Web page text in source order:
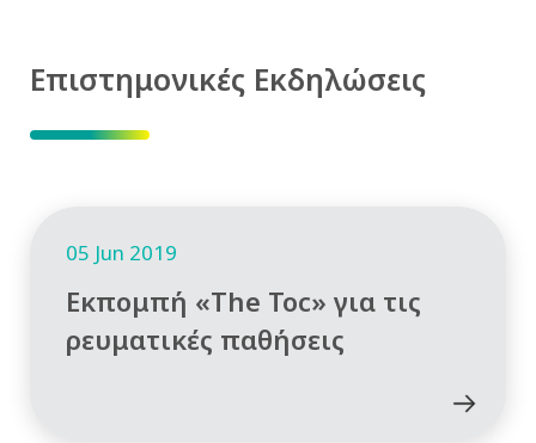
Επιστημονικές Εκδηλώσεις
05 Jun 2019
Εκπομπή «The Toc» για τις
ρευματικές παθήσεις